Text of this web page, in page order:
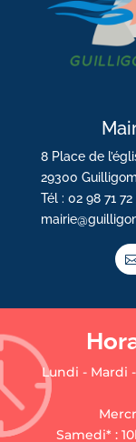
8 Place de
29300
Tél : 02 98 71 72
Lundi - Mardi
Samedi* :